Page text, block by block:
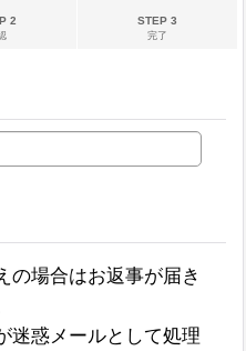
2
STEP 3
完了
の場合はお返事が届き
迷惑メールとして処理